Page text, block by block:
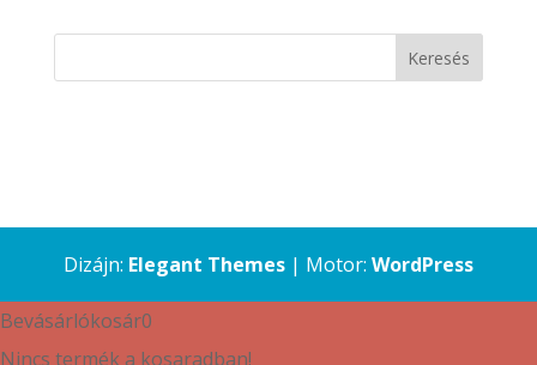
Dizájn: Elegant Themes| Motor: WordPress
Bevásárlókosár0
Nincs termék a kosaradban!